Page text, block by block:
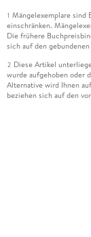
1 Mängelexemplare sind
einschränken.
Die frühere
sich auf den
2 Diese Artikel
wurde aufgehoben oder
Alternative wird Ihnen
beziehen sich auf den